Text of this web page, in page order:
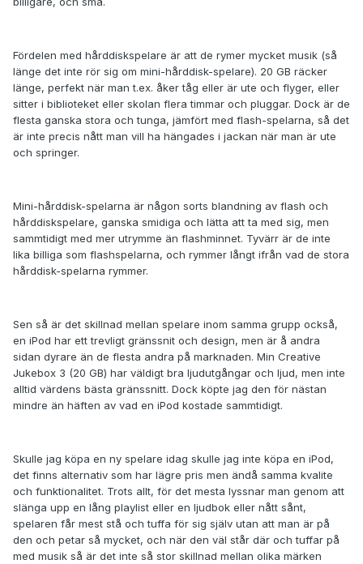
Fördelen med hårddiskspelare är att de rymer mycket musik (så
länge det inte rör sig om mini-hårddisk-spelare). 20 GB räcker
länge, perfekt när man t.ex. åker tåg eller är ute och flyger, eller
sitter i biblioteket eller skolan flera timmar och pluggar. Dock är de
flesta ganska stora och tunga, jämfört med flash-spelarna, så det
är inte precis nått man vill ha hängades i jackan när man är ute
och springer.
Mini-hårddisk-spelarna är någon sorts blandning av flash och
hårddiskspelare, ganska smidiga och lätta att ta med sig, men
sammtidigt med mer utrymme än flashminnet. Tyvärr är de inte
lika billiga som flashspelarna, och rymmer långt ifrån vad de stora
hårddisk-spelarna rymmer.
Sen så är det skillnad mellan spelare inom samma grupp också,
en iPod har ett trevligt gränssnit och design, men är å andra
sidan dyrare än de flesta andra på marknaden. Min Creative
Jukebox 3 (20 GB) har väldigt bra ljudutgångar och ljud, men inte
alltid värdens bästa gränssnitt. Dock köpte jag den för nästan
mindre än häften av vad en iPod kostade sammtidigt.
Skulle jag köpa en ny spelare idag skulle jag inte köpa en iPod,
det finns alternativ som har lägre pris men ändå samma kvalite
och funktionalitet. Trots allt, för det mesta lyssnar man genom att
slänga upp en lång playlist eller en ljudbok eller nått sånt,
spelaren får mest stå och tuffa för sig själv utan att man är på
den och petar så mycket, och när den väl står där och tuffar på
med musik så är det inte så stor skillnad mellan olika märken